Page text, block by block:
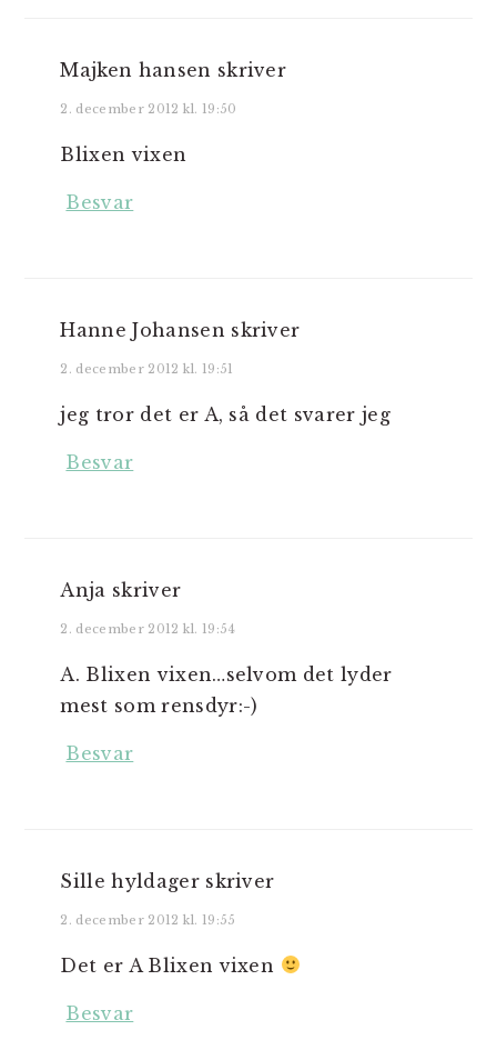
Majken hansen skriver
2. december 2012 kl. 19:50
Blixen vixen
Besvar
Hanne Johansen skriver
2. december 2012 kl. 19:51
jeg tror det er A, så det svarer jeg
Besvar
Anja skriver
2. december 2012 kl. 19:54
A. Blixen vixen…selvom det lyder
mest som rensdyr:-)
Besvar
Sille hyldager skriver
2. december 2012 kl. 19:55
Det er A Blixen vixen
Besvar